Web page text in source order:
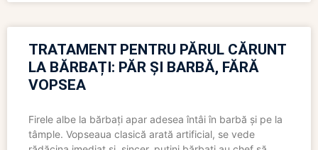
TRATAMENT PENTRU PĂRUL CĂRUNT
LA BĂRBAȚI: PĂR ȘI BARBĂ, FĂRĂ
VOPSEA
Firele albe la bărbați apar adesea întâi în barbă și pe la
tâmple. Vopseaua clasică arată artificial, se vede